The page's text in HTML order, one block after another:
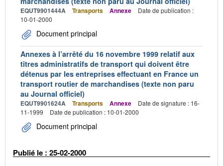
EQUT9901444A Transports Annexe
Date de publication :
10-01-2000
Document principal
Annexes à l’arrêté du 16 novembre 1999 relatif aux
titres administratifs de transport qui doivent être
détenus par les entreprises effectuant en France un
transport routier de marchandises (texte non paru
au Journal officiel)
EQUT9901624A Transports Annexe
Date de signature : 16-
11-1999
Date de publication : 10-01-2000
Document principal
Publié le : 25-02-2000